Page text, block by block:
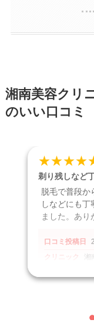
湘南美容クリ
のいい口コミ
★★★★
剃り残しなど
脱毛で普段か
しなどにも丁
ました。あり
口コミ投稿日
クリニック
湘